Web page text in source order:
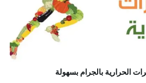
الحرارية بالجرام بسهولة